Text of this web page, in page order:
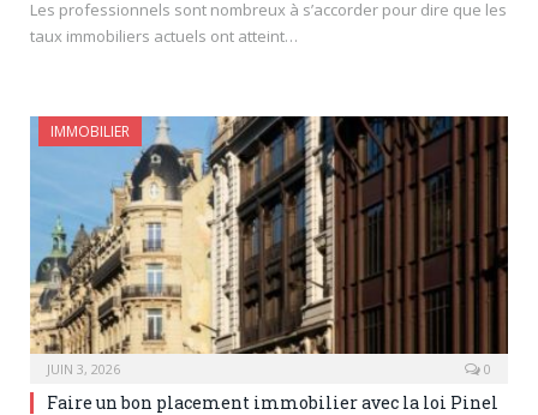
Les professionnels sont nombreux à s’accorder pour dire que les
taux immobiliers actuels ont atteint…
IMMOBILIER
JUIN 3, 2026 0
Faire un bon placement immobilier avec la loi Pinel